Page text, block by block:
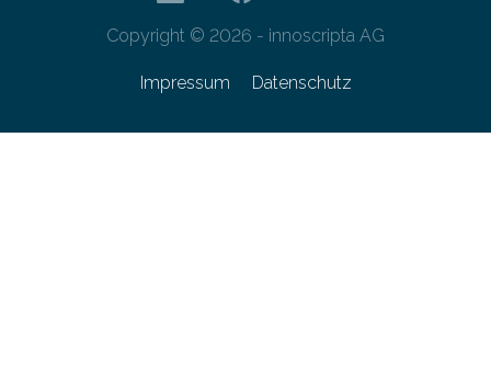
Copyright © 2026 - innoscripta AG
Impressum Datenschutz